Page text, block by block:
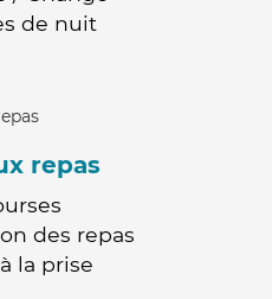
de nuit
repas
des repas
la prise